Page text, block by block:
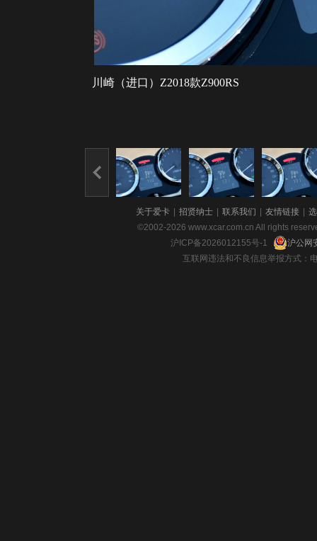
川崎（进口）Z2018款Z900RS
关于爱卡 招贤纳士 联系我们 友情链接
©2002-2026 www.xcar.com.cn All rights
沪ICP备2026012155号-1
沪公网
互联网违法和不良信息举报方式：